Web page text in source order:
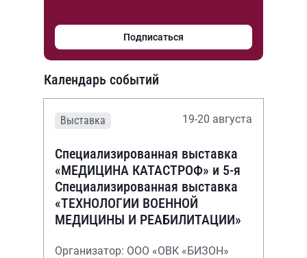
Подписаться
Календарь событий
Выставка 19-20 августа
Специализированная выставка
«МЕДИЦИНА КАТАСТРОФ» и 5-я
Специализированная выставка
«ТЕХНОЛОГИИ ВОЕННОЙ
МЕДИЦИНЫ И РЕАБИЛИТАЦИИ»
Организатор: ООО «ОВК «БИЗОН»